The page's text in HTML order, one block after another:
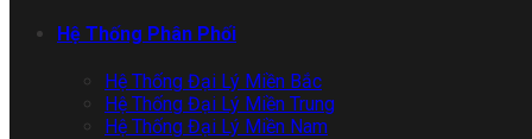
Hệ Thống Phân Phối
Hệ Thống Đại Lý Miền Bắc
Hệ Thống Đại Lý Miền Trung
Hệ Thống Đại Lý Miền Nam